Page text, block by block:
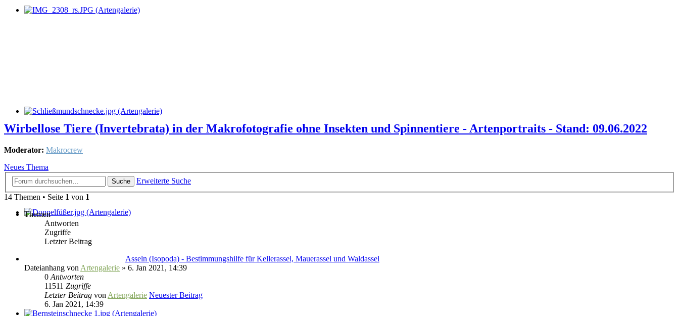
Wirbellose Tiere (Invertebrata) in der Makrofotografie ohne Insekten und Spinnentiere - Artenportraits - Stand: 09.06.2022
Moderator: Makrocrew
Neues Thema
Suche
Erweiterte Suche
14 Themen • Seite 1 von 1
Themen
Antworten
Zugriffe
Letzter Beitrag
Asseln (Isopoda) - Bestimmungshilfe für Kellerassel, Mauerassel und Waldassel
Dateianhang von Artengalerie » 6. Jan 2021, 14:39
0 Antworten
11511 Zugriffe
Letzter Beitrag von Artengalerie Neuester Beitrag
6. Jan 2021, 14:39